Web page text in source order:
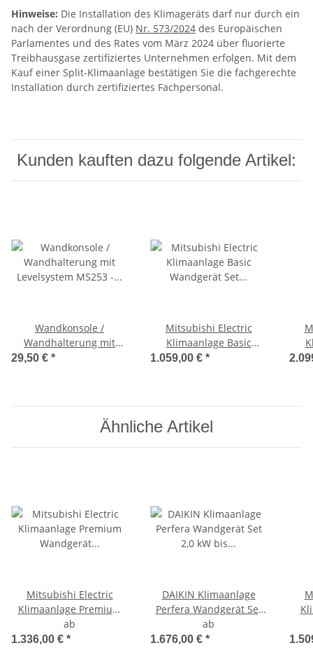
Hinweise: Die Installation des Klimageräts darf nur durch ein
nach der Verordnung (EU) Nr. 573/2024 des Europäischen
Parlamentes und des Rates vom März 2024 über fluorierte
Treibhausgase zertifiziertes Unternehmen erfolgen. Mit dem
Kauf einer Split-Klimaanlage bestätigen Sie die fachgerechte
Installation durch zertifiziertes Fachpersonal.
Kunden kauften dazu folgende Artikel:
Wandkonsole /
Wandhalterung mit
Levelsystem MS253 -
29,50 € *
Mitsubishi Electric
Klimaanlage Basic
Wandgerät Set 5,0 kW
1.059,00 € *
Ähnliche Artikel
Mitsubishi Electric
Klimaanlage Premium
Wandgerät Set
mehrfarbig
ab
1.336,00 € *
DAIKIN Klimaanlage
Perfera Wandgerät Set
2,0 kW bis 7,1 kW
ab
1.676,00 € *